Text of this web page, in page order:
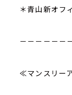
＊青山新オフ
－－－－－－
≪マンスリー